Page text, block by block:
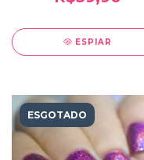
ESPIAR
ESGOTADO